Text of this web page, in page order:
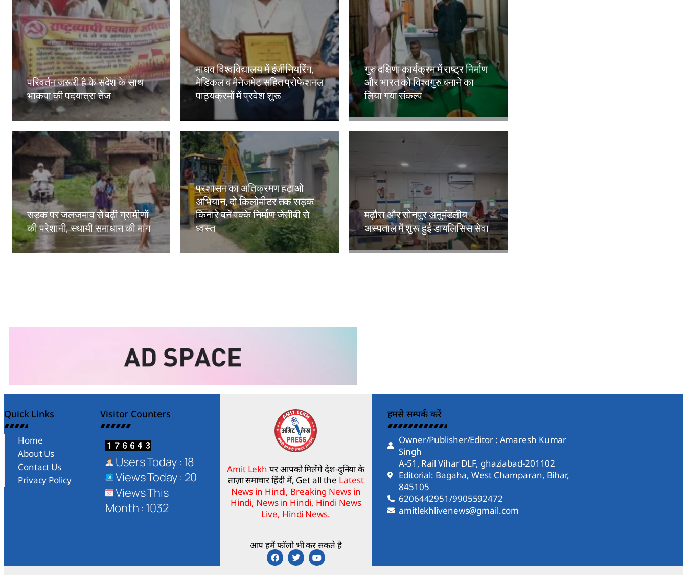
परिवर्तन जरूरी है के संदेश के साथ
भाकपा की पदयात्रा तेज
Amit Lekh
माधव विश्वविद्यालय में इंजीनियरिंग,
मेडिकल व मैनेजमेंट सहित प्रोफेशनल
पाठ्यक्रमों में प्रवेश शुरू
गुरु दक्षिणा कार्यक्रम में राष्ट्र निर्माण
और भारत को विश्वगुरु बनाने का
लिया गया संकल्प
Amit Lekh
सड़क पर जलजमाव से बढ़ी ग्रामीणों
की परेशानी, स्थायी समाधान की मांग
Amit Lekh
प्रशासन का अतिक्रमण हटाओ
अभियान, दो किलोमीटर तक सड़क
किनारे बने पक्के निर्माण जेसीबी से
ध्वस्त
मढ़ौरा और सोनपुर अनुमंडलीय
अस्पताल में शुरू हुई डायलिसिस सेवा
Amit Lekh
Quick Links
Home
About Us
Contact Us
Privacy Policy
Visitor Counters
Users Today : 18
Views Today : 20
Views This
Month : 1032
Amit Lekh पर आपको मिलेंगे देश-दुनिया के
ताज़ा समाचार हिंदी में, Get all the Latest
News in Hindi, Breaking News in
Hindi, News in Hindi, Hindi News
Live, Hindi News.
आप हमें फॉलो भी कर सकते है
हमसे सम्पर्क करें
Owner/Publisher/Editor : Amaresh Kumar
Singh
A-51, Rail Vihar DLF, ghaziabad-201102
Editorial: Bagaha, West Champaran, Bihar,
845105
6206442951/9905592472
amitlekhlivenews@gmail.com